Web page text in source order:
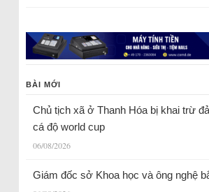
BÀI MỚI
Chủ tịch xã ở Thanh Hóa bị khai trừ
cá độ world cup
06/08/2026
Giám đốc sở Khoa học và ông nghệ